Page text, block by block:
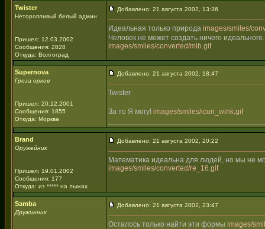
Twister
Неторопливый белый админ
Пришел: 12.03.2002
Сообщения: 2828
Откуда: Волгоград
Добавлено: 21 августа 2002, 13:36
Идеальная только природа images/smiles/
Человек не может создать ничего идеального.
images/smiles/converted/mib.gif
Supernova
Гроза орков
Пришел: 20.12.2001
Сообщения: 1855
Откуда: Морква
Добавлено: 21 августа 2002, 18:47
Twister
За то Я могу! images/smiles/icon_wink.gif
Brand
Оружейник
Пришел: 19.01.2002
Сообщения: 177
Откуда: из ***** на лыжах
Добавлено: 21 августа 2002, 20:22
Математика идеальна для людей, но мы не
images/smiles/converted/re_16.gif
Samba
Дружинник
Добавлено: 21 августа 2002, 23:47
Осталось только найти эти формы images/